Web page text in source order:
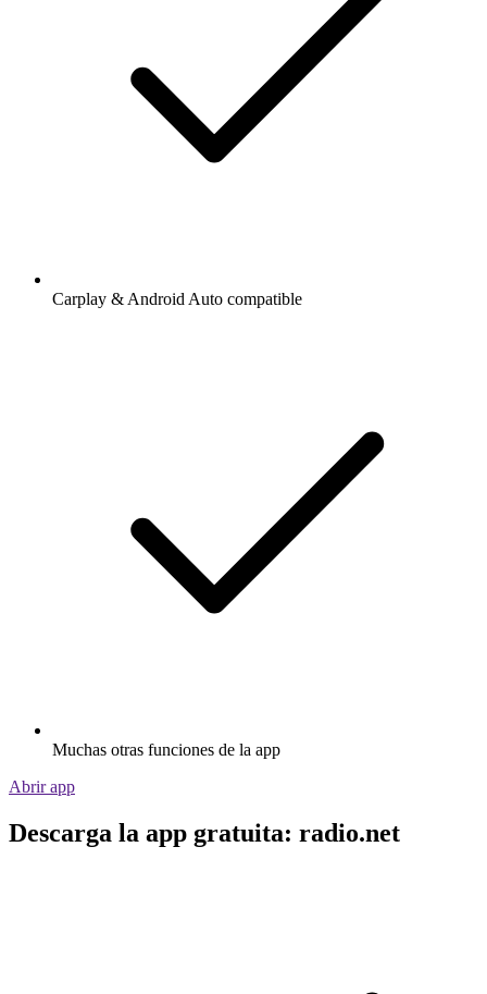
Carplay & Android Auto compatible
Muchas otras funciones de la app
Abrir app
Descarga la app gratuita: radio.net